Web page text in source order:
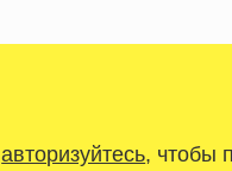
авторизуйтесь, чтобы